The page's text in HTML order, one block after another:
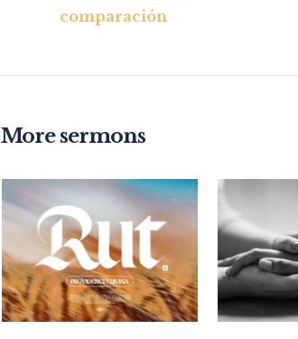
comparación
More sermons